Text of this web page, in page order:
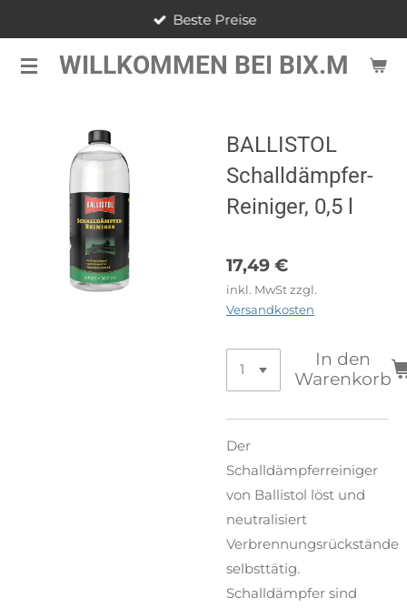
springenWILLKOMMEN BEI BIX.M
Beste Preise
BALLISTOL
Schalldämpfer-
Reiniger, 0,5 l
17,49 €
inkl. MwSt zzgl.
Versandkosten
In den
Warenkorb
Der
Schalldämpferreiniger
von Ballistol löst und
neutralisiert
Verbrennungsrückstände
selbsttätig.
Schalldämpfer sind